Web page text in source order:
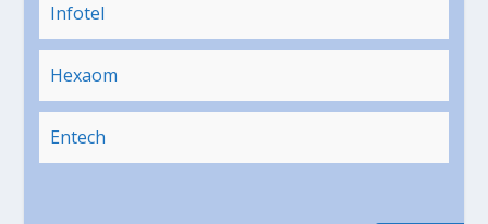
Infotel
Hexaom
Entech